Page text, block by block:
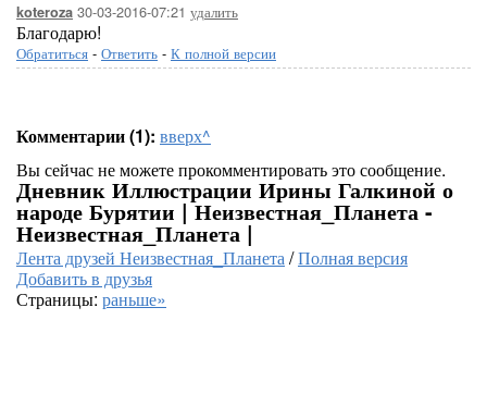
koteroza 30-03-2016-07:21 удалить
Благодарю!
Обратиться - Ответить - К полной версии
Комментарии (1): вверх^
Вы сейчас не можете прокомментировать это сообщение.
Дневник Иллюстрации Ирины Галкиной о
народе Бурятии | Неизвестная_Планета -
Неизвестная_Планета |
Лента друзей Неизвестная_Планета/Полная версия
Добавить в друзья
Страницы: раньше»